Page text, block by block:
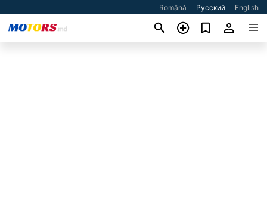
Română Русский English